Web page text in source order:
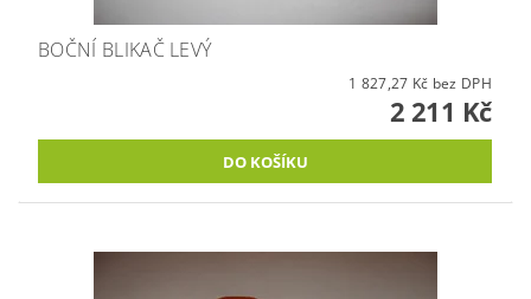
BOČNÍ BLIKAČ LEVÝ
1 827,27 Kč bez DPH
2 211 Kč